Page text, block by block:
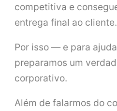
competitiva e
entrega final ao cliente.
Por isso — e para
preparamos um
corporativo.
Além de falarmos do